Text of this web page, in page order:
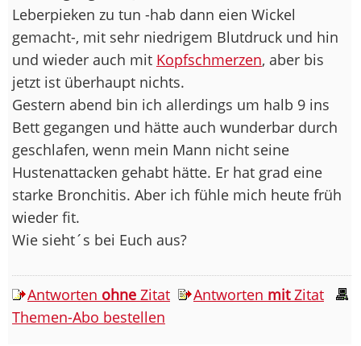
Leberpieken zu tun -hab dann eien Wickel
gemacht-, mit sehr niedrigem Blutdruck und hin
und wieder auch mit Kopfschmerzen, aber bis
jetzt ist überhaupt nichts.
Gestern abend bin ich allerdings um halb 9 ins
Bett gegangen und hätte auch wunderbar durch
geschlafen, wenn mein Mann nicht seine
Hustenattacken gehabt hätte. Er hat grad eine
starke Bronchitis. Aber ich fühle mich heute früh
wieder fit.
Wie sieht´s bei Euch aus?
Antworten ohne Zitat Antworten mitZitat
Themen-Abo bestellen